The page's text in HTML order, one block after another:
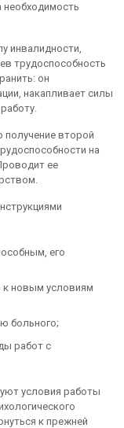
необходимость
инвалидности,
трудоспособность
он
накапливает силы
получение второй
на
ее
его
к новым условиям
больного;
работ с
условия работы
к прежней